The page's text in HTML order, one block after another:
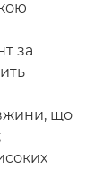
за
що